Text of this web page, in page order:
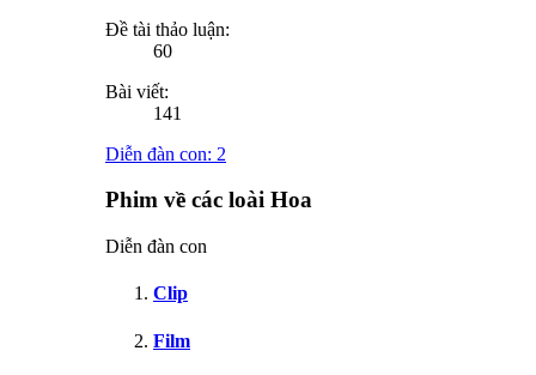
Đề tài thảo luận:
60
Bài viết:
141
Diễn đàn con: 2
Phim về các loài Hoa
Diễn đàn con
Clip
Film